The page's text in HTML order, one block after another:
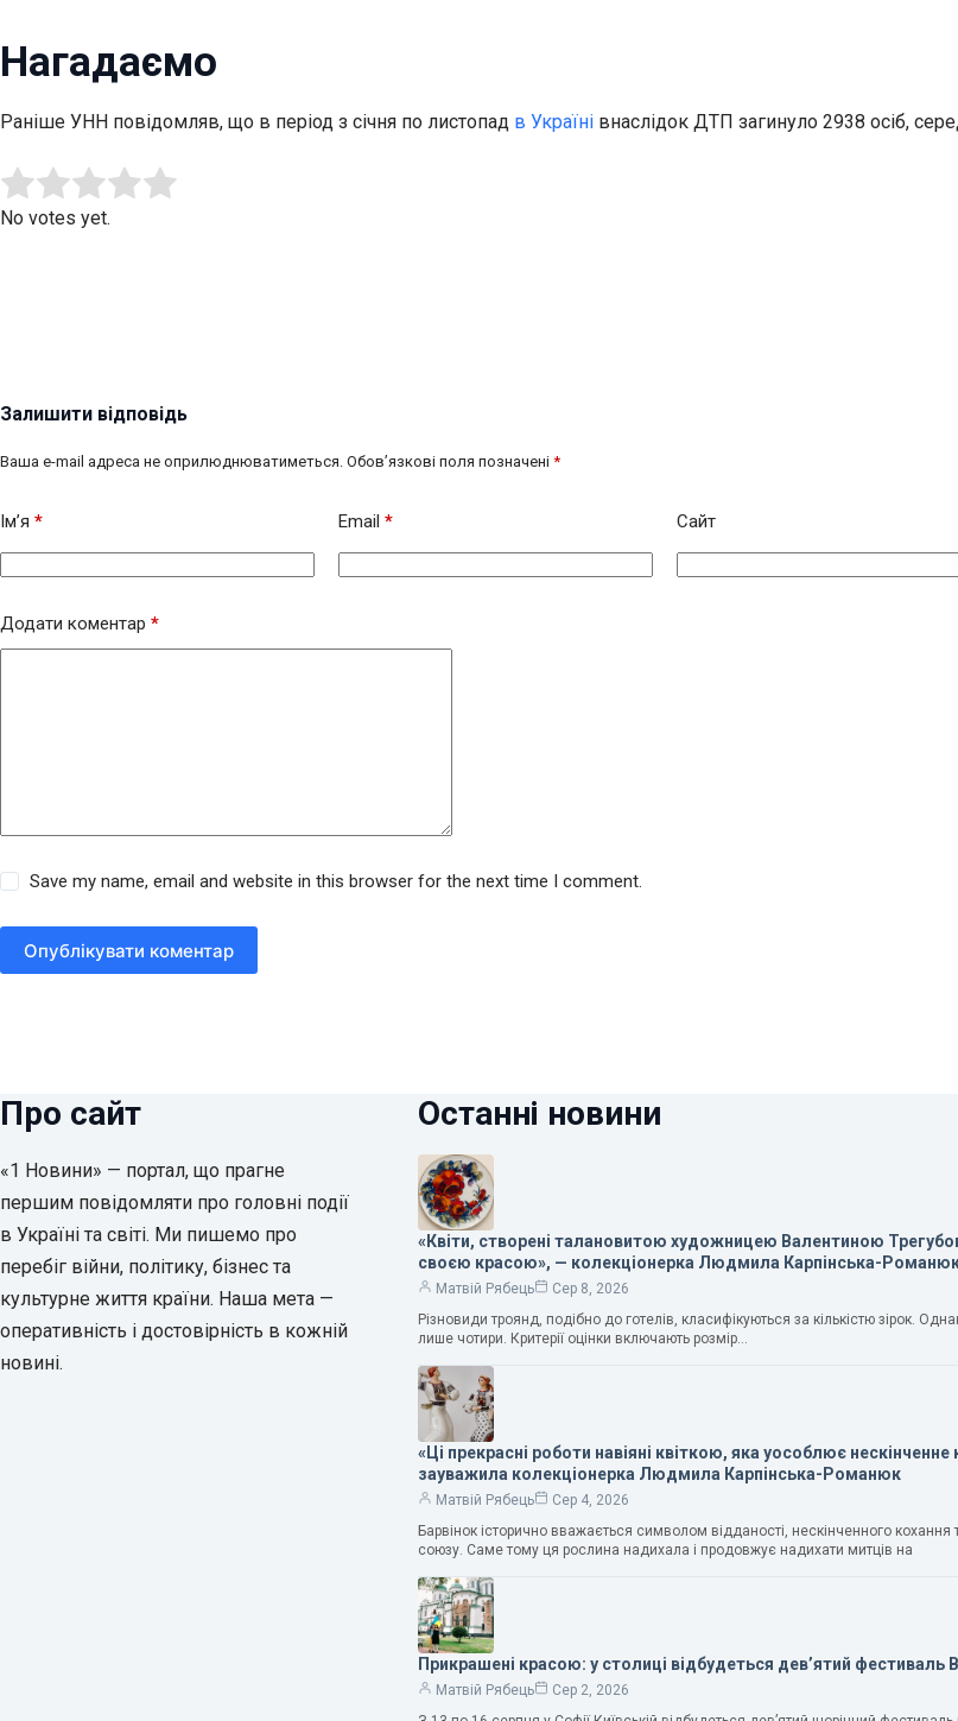
Нагадаємо
Раніше УНН повідомляв, що в період з січня по листопад в Україні внаслідок ДТП загинуло 2938 осіб,
Rate this item:
No votes yet.
Залишити відповідь
Ваша e-mail адреса не оприлюднюватиметься. Обов’язкові поля позначені *
Ім’я * Email * Сайт
Додати коментар *
Save my name, email and website in this browser for the next time I comment.
Опублікувати коментар
Про сайт
«1 Новини» — портал, що прагне
першим повідомляти про головні події
в Україні та світі. Ми пишемо про
перебіг війни, політику, бізнес та
культурне життя країни. Наша мета —
оперативність і достовірність в кожній
новині.
Останні новини
«Квіти, створені талановитою художницею Валентиною
своєю красою», — колекціонерка Людмила Карпінська-
Матвій Рябець
Сер 8, 2026
Різновиди троянд, подібно до готелів, класифікуються за кількістю зірок.
лише чотири. Критерії оцінки включають розмір…
«Ці прекрасні роботи навіяні квіткою, яка уособлює нескінченне
зауважила колекціонерка Людмила Карпінська-Романюк
Матвій Рябець
Сер 4, 2026
Барвінок історично вважається символом відданості, нескінченного
союзу. Саме тому ця рослина надихала і продовжує надихати митців на
Прикрашені красою: у столиці відбудеться дев’ятий фестиваль
Матвій Рябець
Сер 2, 2026